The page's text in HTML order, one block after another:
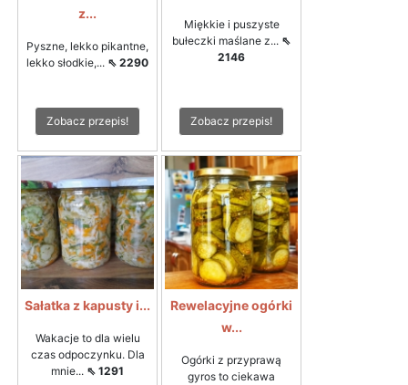
z...
Pyszne, lekko pikantne,
lekko słodkie,... ⇖ 2290
Zobacz przepis!
Miękkie i puszyste
bułeczki maślane z... ⇖
2146
Zobacz przepis!
Sałatka z kapusty i...
Wakacje to dla wielu
czas odpoczynku. Dla
mnie... ⇖ 1291
Rewelacyjne ogórki
w...
Ogórki z przyprawą
gyros to ciekawa